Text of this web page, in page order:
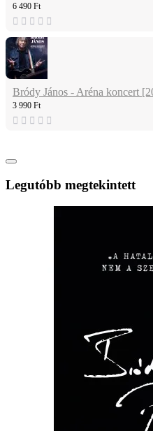
6 490 Ft
Bródy János - Aréna koncert
3 990 Ft
Legutóbb megtekintett